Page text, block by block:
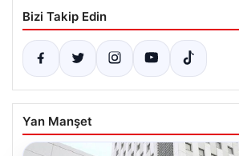
Bizi Takip Edin
Yan Manşet